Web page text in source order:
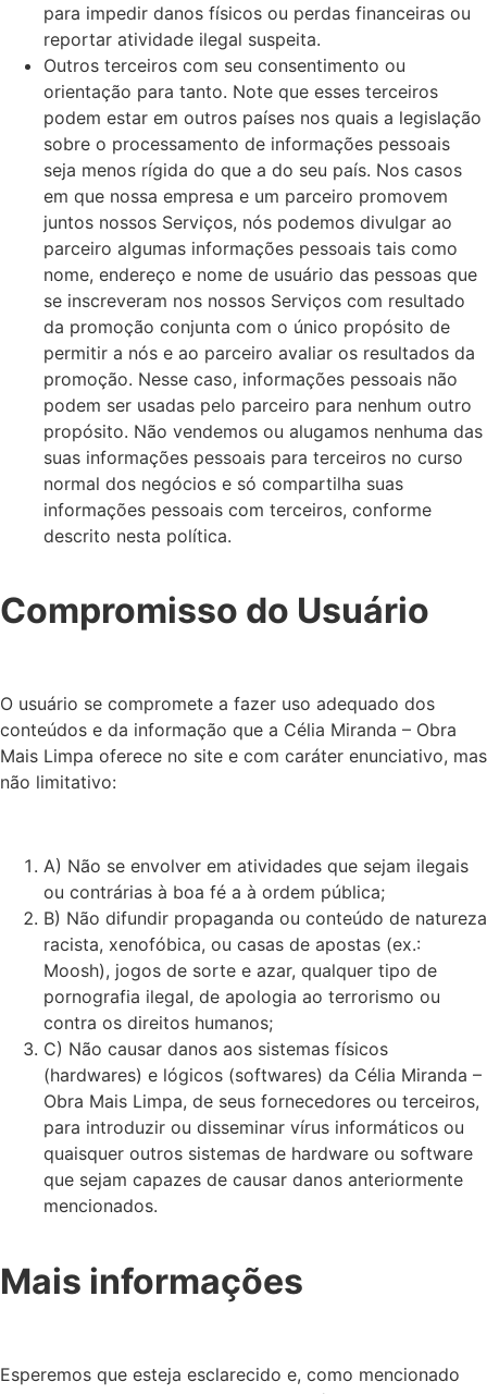
para impedir danos físicos ou perdas financeiras ou
reportar atividade ilegal suspeita.
Outros terceiros com seu consentimento ou
orientação para tanto. Note que esses terceiros
podem estar em outros países nos quais a legislação
sobre o processamento de informações pessoais
seja menos rígida do que a do seu país. Nos casos
em que nossa empresa e um parceiro promovem
juntos nossos Serviços, nós podemos divulgar ao
parceiro algumas informações pessoais tais como
nome, endereço e nome de usuário das pessoas que
se inscreveram nos nossos Serviços com resultado
da promoção conjunta com o único propósito de
permitir a nós e ao parceiro avaliar os resultados da
promoção. Nesse caso, informações pessoais não
podem ser usadas pelo parceiro para nenhum outro
propósito. Não vendemos ou alugamos nenhuma das
suas informações pessoais para terceiros no curso
normal dos negócios e só compartilha suas
informações pessoais com terceiros, conforme
descrito nesta política.
Compromisso do Usuário
O usuário se compromete a fazer uso adequado dos
conteúdos e da informação que a Célia Miranda – Obra
Mais Limpa oferece no site e com caráter enunciativo, mas
não limitativo:
A) Não se envolver em atividades que sejam ilegais
ou contrárias à boa fé a à ordem pública;
B) Não difundir propaganda ou conteúdo de natureza
racista, xenofóbica, ou casas de apostas (ex.:
Moosh), jogos de sorte e azar, qualquer tipo de
pornografia ilegal, de apologia ao terrorismo ou
contra os direitos humanos;
C) Não causar danos aos sistemas físicos
(hardwares) e lógicos (softwares) da Célia Miranda –
Obra Mais Limpa, de seus fornecedores ou terceiros,
para introduzir ou disseminar vírus informáticos ou
quaisquer outros sistemas de hardware ou software
que sejam capazes de causar danos anteriormente
mencionados.
Mais informações
Esperemos que esteja esclarecido e, como mencionado